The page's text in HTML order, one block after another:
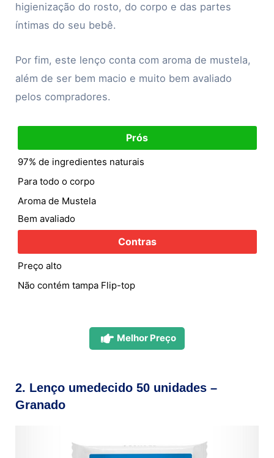
higienização do rosto, do corpo e das partes
íntimas do seu bebê.
Por fim, este lenço conta com aroma de mustela,
além de ser bem macio e muito bem avaliado
pelos compradores.
Prós
97% de ingredientes naturais
Para todo o corpo
Aroma de Mustela
Bem avaliado
Contras
Preço alto
Não contém tampa Flip-top
Melhor Preço
2. Lenço umedecido 50 unidades –
Granado